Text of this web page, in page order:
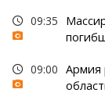
09:35
09:00 Армия